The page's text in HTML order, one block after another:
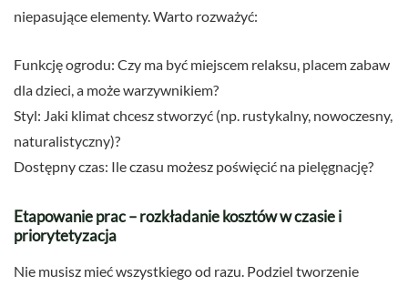
niepasujące elementy. Warto rozważyć:
Funkcję ogrodu: Czy ma być miejscem relaksu, placem zabaw
dla dzieci, a może warzywnikiem?
Styl: Jaki klimat chcesz stworzyć (np. rustykalny, nowoczesny,
naturalistyczny)?
Dostępny czas: Ile czasu możesz poświęcić na pielęgnację?
Etapowanie prac – rozkładanie kosztów w czasie i
priorytetyzacja
Nie musisz mieć wszystkiego od razu. Podziel tworzenie